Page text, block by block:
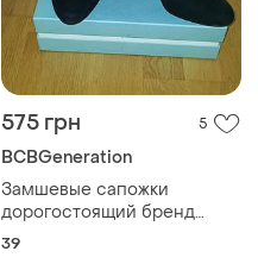
575 грн 5
BCBGeneration
Замшевые сапожки
дорогостоящий бренд
качество люкс
39